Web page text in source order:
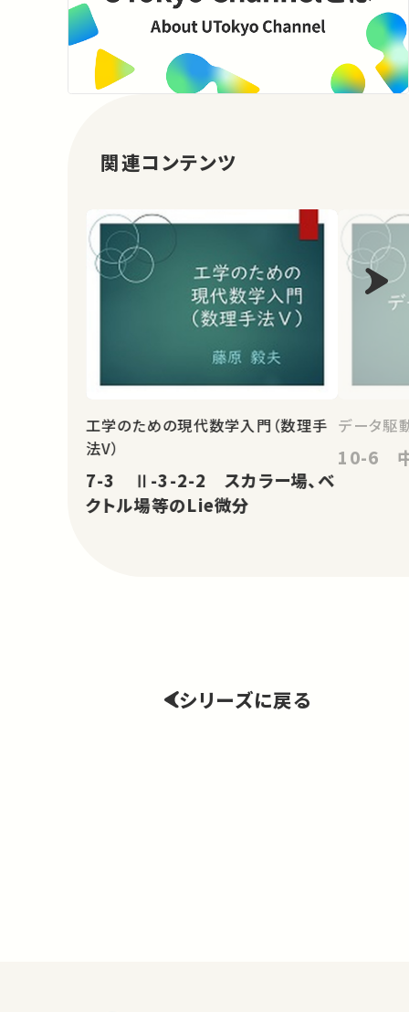
関連コンテンツ
工学のための現代数学入門（数理手
法V）
7-3 Ⅱ-3-2-2 スカラー場、ベ
クトル場等のLie微分
データ駆
10-6
シリーズに戻る